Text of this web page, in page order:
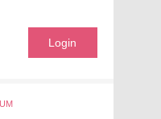
Login